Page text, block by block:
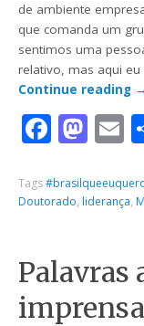
de ambiente
que comanda um
sentimos uma
relativo, mas aqui
Continue reading →
Tags
Doutorado, liderança,
Palavras